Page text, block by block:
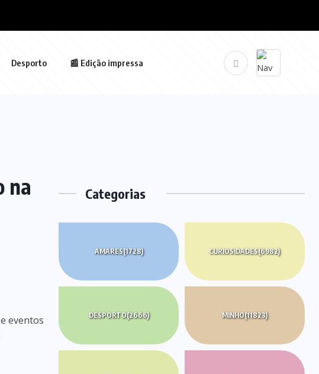
Desporto 📰 Edição impressa
na
eventos
Categorias
AMARES(1728) CURIOSIDADES(6982)
DESPORTO(2666) MINHO(11823)